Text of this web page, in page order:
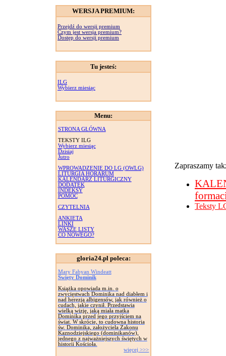
WERSJA PREMIUM:
Przejdź do wersji premium
Czym jest wersja premium?
Dostęp do wersji premium
Tu jesteś:
ILG
Wybierz miesiąc
Menu:
STRONA GŁÓWNA
TEKSTY ILG
Wybierz miesiąc
Dzisiaj
Jutro
WPROWADZENIE DO LG (OWLG)
LITURGIA HORARUM
KALENDARZ LITURGICZNY
DODATEK
INDEKSY
POMOC
CZYTELNIA
ANKIETA
LINKI
WASZE LISTY
CO NOWEGO?
gloria24.pl poleca:
Mary Fabyan Windeatt
Święty Dominik
Książka opowiada m.in. o
zwycięstwach Dominika nad diabłem i
nad herezją albigensów, jak również o
cudach, jakie czynił. Przedstawia
wielką wizję, jaką miała matka
Dominika przed jego przyjściem na
świat. W skrócie, to cudowna historia
św. Dominika, założyciela Zakonu
Kaznodziejskiego (dominikanów),
jednego z najważniejszych świętych w
historii Kościoła.
więcej >>>
Zapraszamy
Teksty